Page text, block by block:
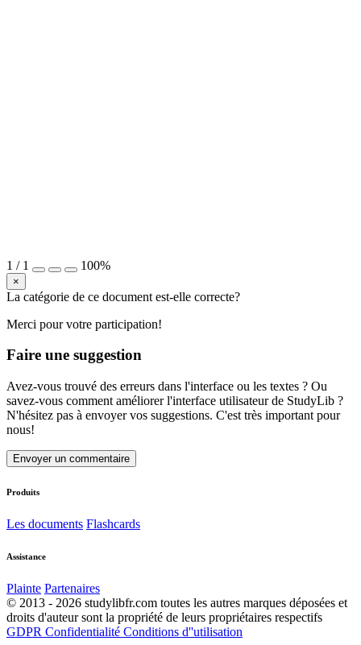
1 / 1 100%
×
La catégorie de ce document est-elle correcte?
Merci pour votre participation!
Faire une suggestion
Avez-vous trouvé des erreurs dans l'interface ou les textes ? Ou
savez-vous comment améliorer l'interface utilisateur de StudyLib ?
N'hésitez pas à envoyer vos suggestions. C'est très important pour
nous!
Envoyer un commentaire
Produits
Les documents Flashcards
Assistance
Plainte Partenaires
© 2013 - 2026 studylibfr.com toutes les autres marques déposées et
droits d'auteur sont la propriété de leurs propriétaires respectifs
GDPR Confidentialité Conditions d''utilisation